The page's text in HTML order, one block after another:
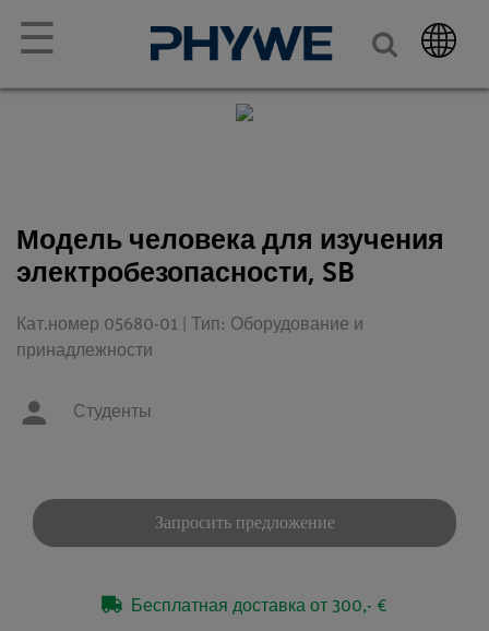
☰
Модель человека для изучения
электробезопасности, SB
Кат.номер 05680-01 | Тип: Оборудование и
принадлежности
Студенты
Запросить предложение
Бесплатная доставка от 300,- €